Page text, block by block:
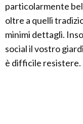
particolarmente
oltre a quelli
minimi dettagli.
social il vostro
è difficile resistere.